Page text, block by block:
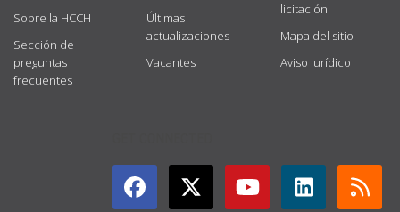
Sobre la HCCH
Sección de
preguntas
frecuentes
Últimas
actualizaciones
Vacantes
licitación
Mapa del sitio
Aviso jurídico